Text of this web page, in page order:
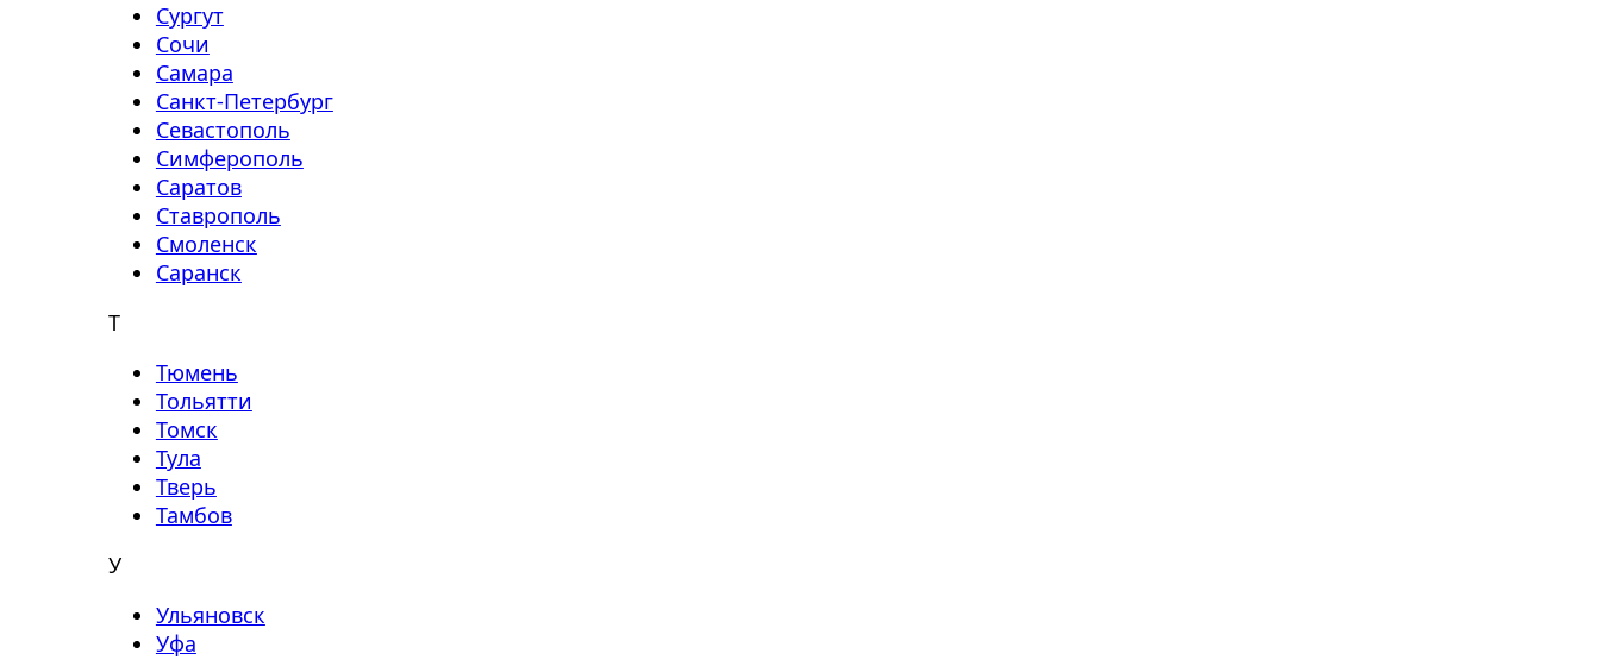
Сургут
Сочи
Самара
Санкт-Петербург
Севастополь
Симферополь
Саратов
Ставрополь
Смоленск
Саранск
Т
Тюмень
Тольятти
Томск
Тула
Тверь
Тамбов
У
Ульяновск
Уфа